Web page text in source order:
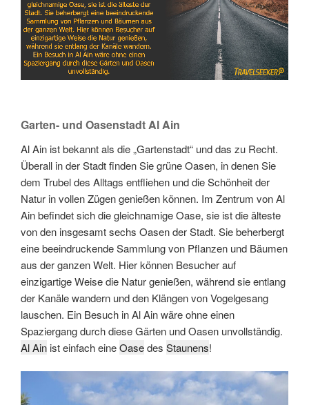
Garten- und Oasenstadt Al Ain
Al Ain ist bekannt als die „Gartenstadt“ und das zu Recht.
Überall in der Stadt finden Sie grüne Oasen, in denen Sie
dem Trubel des Alltags entfliehen und die Schönheit der
Natur in vollen Zügen genießen können. Im Zentrum von Al
Ain befindet sich die gleichnamige Oase, sie ist die älteste
von den insgesamt sechs Oasen der Stadt. Sie beherbergt
eine beeindruckende Sammlung von Pflanzen und Bäumen
aus der ganzen Welt. Hier können Besucher auf
einzigartige Weise die Natur genießen, während sie entlang
der Kanäle wandern und den Klängen von Vogelgesang
lauschen. Ein Besuch in Al Ain wäre ohne einen
Spaziergang durch diese Gärten und Oasen unvollständig.
Al Ain ist einfach eineOasedes Staunens!